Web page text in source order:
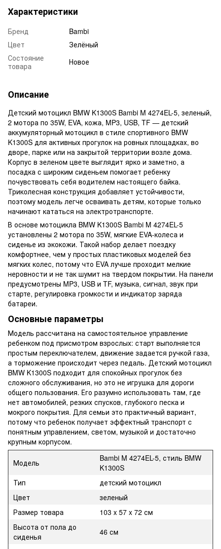
Характеристики
Бренд
Bambi
Цвет
Зелёный
Состояние
товара
Новое
Описание
Детский мотоцикл BMW K1300S Bambi M 4274EL-5, зеленый,
2 мотора по 35W, EVA, кожа, MP3, USB, TF — детский
аккумуляторный мотоцикл в стиле спортивного BMW
K1300S для активных прогулок на ровных площадках, во
дворе, парке или на закрытой территории возле дома.
Корпус в зеленом цвете выглядит ярко и заметно, а
посадка с широким сиденьем помогает ребенку
почувствовать себя водителем настоящего байка.
Триколесная конструкция добавляет устойчивости,
поэтому модель легче осваивать детям, которые только
начинают кататься на электротранспорте.
В основе мотоцикла BMW K1300S Bambi M 4274EL-5
установлены 2 мотора по 35W, мягкие EVA-колеса и
сиденье из экокожи. Такой набор делает поездку
комфортнее, чем у простых пластиковых моделей без
мягких колес, потому что EVA лучше проходит мелкие
неровности и не так шумит на твердом покрытии. На панели
предусмотрены MP3, USB и TF, музыка, сигнал, звук при
старте, регулировка громкости и индикатор заряда
батареи.
Основные параметры
Модель рассчитана на самостоятельное управление
ребенком под присмотром взрослых: старт выполняется
простым переключателем, движение задается ручкой газа,
а торможение происходит через педаль. Детский мотоцикл
BMW K1300S подходит для спокойных прогулок без
сложного обслуживания, но это не игрушка для дороги
общего пользования. Его разумно использовать там, где
нет автомобилей, резких спусков, глубокого песка и
мокрого покрытия. Для семьи это практичный вариант,
потому что ребенок получает эффектный транспорт с
понятным управлением, светом, музыкой и достаточно
крупным корпусом.
Модель
Bambi M 4274EL-5, стиль BMW
K1300S
Тип
детский мотоцикл
Цвет
зеленый
Размер товара
103 x 57 x 72 см
Высота от пола до
сиденья
46 см